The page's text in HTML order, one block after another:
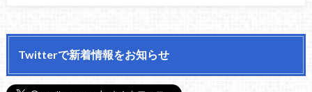
Twitterで新着情報をお知らせ